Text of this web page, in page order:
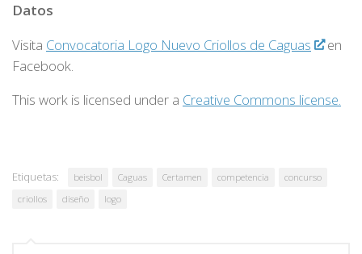
Datos
Visita Convocatoria Logo Nuevo Criollos de Caguas
en
Facebook.
This work is licensed under a Creative Commons license.
Etiquetas: beisbol Caguas Certamen competencia
concurso
criollos
diseño logo